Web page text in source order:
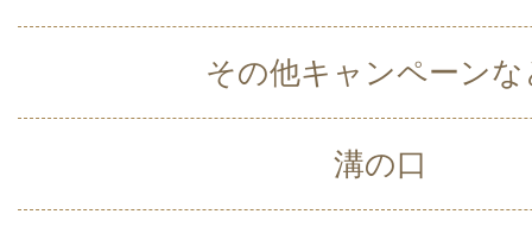
その他キャンペーンな
溝の口